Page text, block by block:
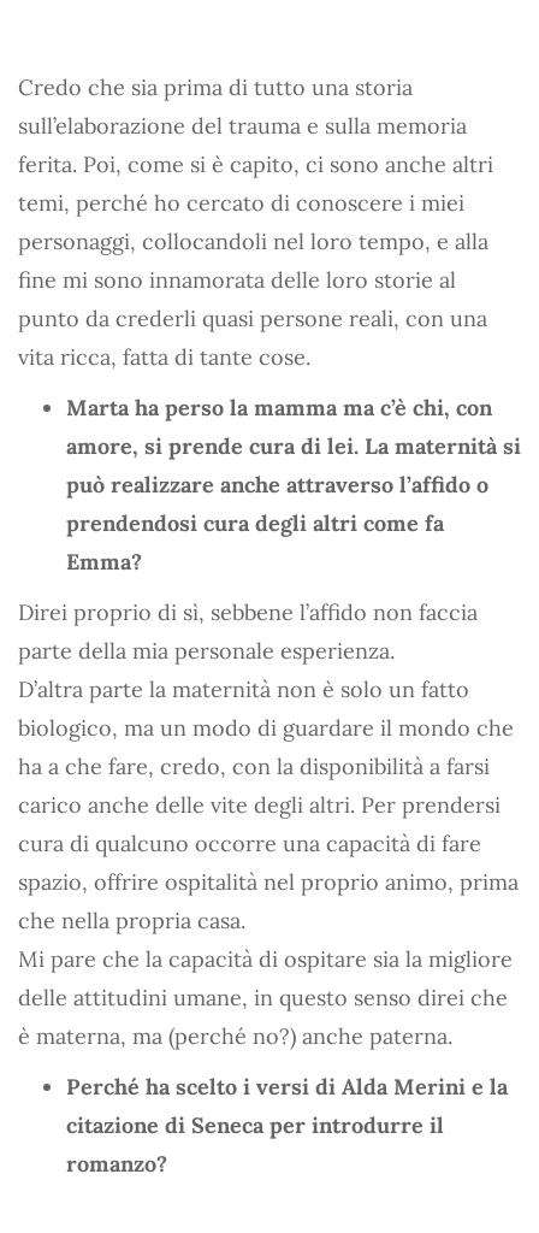
Credo che sia prima di tutto una storia
sull’elaborazione del trauma e sulla memoria
ferita. Poi, come si è capito, ci sono anche altri
temi, perché ho cercato di conoscere i miei
personaggi, collocandoli nel loro tempo, e alla
fine mi sono innamorata delle loro storie al
punto da crederli quasi persone reali, con una
vita ricca, fatta di tante cose.
Marta ha perso la mamma ma c’è chi, con
amore, si prende cura di lei. La maternità si
può realizzare anche attraverso l’affido o
prendendosi cura degli altri come fa
Emma?
Direi proprio di sì, sebbene l’affido non faccia
parte della mia personale esperienza.
D’altra parte la maternità non è solo un fatto
biologico, ma un modo di guardare il mondo che
ha a che fare, credo, con la disponibilità a farsi
carico anche delle vite degli altri. Per prendersi
cura di qualcuno occorre una capacità di fare
spazio, offrire ospitalità nel proprio animo, prima
che nella propria casa.
Mi pare che la capacità di ospitare sia la migliore
delle attitudini umane, in questo senso direi che
è materna, ma (perché no?) anche paterna.
Perché ha scelto i versi di Alda Merini e la
citazione di Seneca per introdurre il
romanzo?